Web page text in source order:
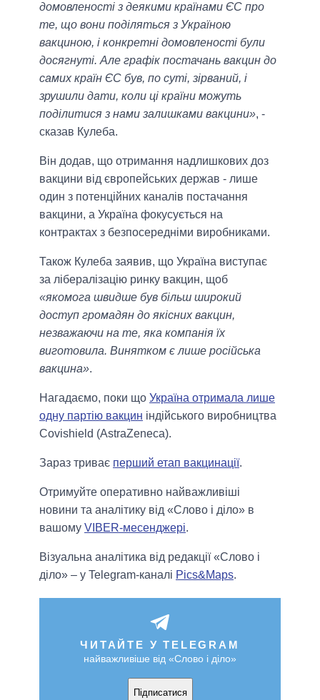
домовленості з деякими країнами ЄС про
те, що вони поділяться з Україною
вакциною, і конкретні домовленості були
досягнуті. Але графік постачань вакцин до
самих країн ЄС був, по суті, зірваний, і
зрушили дати, коли ці країни можуть
поділитися з нами залишками вакцини», -
сказав Кулеба.
Він додав, що отримання надлишкових доз
вакцини від європейських держав - лише
один з потенційних каналів постачання
вакцини, а Україна фокусується на
контрактах з безпосередніми виробниками.
Також Кулеба заявив, що Україна виступає
за лібералізацію ринку вакцин, щоб
«якомога швидше був більш широкий
доступ громадян до якісних вакцин,
незважаючи на те, яка компанія їх
виготовила. Винятком є ​​лише російська
вакцина».
Нагадаємо, поки що Україна отримала лише
одну партію вакцин індійського виробництва
Covishield (AstraZeneca).
Зараз триває перший етап вакцинації.
Отримуйте оперативно найважливіші
новини та аналітику від «Слово і діло» в
вашому VIBER-месенджері.
Візуальна аналітика від редакції «Слово і
діло» – у Telegram-каналі Pics&Maps.
ЧИТАЙТЕ У TELEGRAM
найважливіше від «Слово і діло»
Підписатися